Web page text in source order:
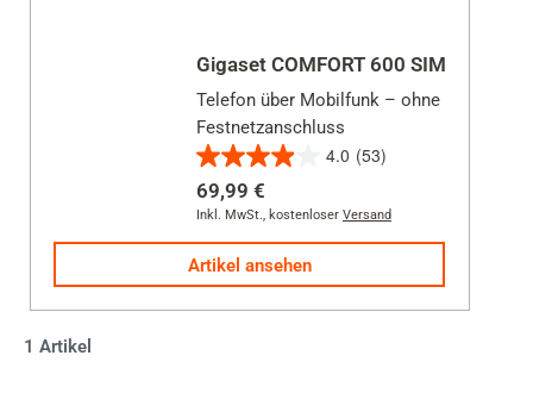
Gigaset COMFORT 600 SIM
Telefon über Mobilfunk – ohne
Festnetzanschluss
4.0 (53)
4.0
von
Sternen.
53
Bewertungen
69,99 €
Inkl. MwSt., kostenloser Versand
Artikel ansehen
1 Artikel